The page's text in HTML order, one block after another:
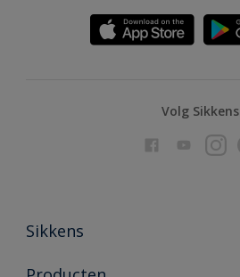
Volg Sikkens
Sikkens
Over Sikkens